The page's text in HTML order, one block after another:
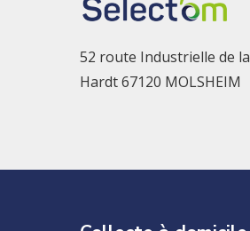
52 route Industrielle de la
Hardt 67120 MOLSHEIM